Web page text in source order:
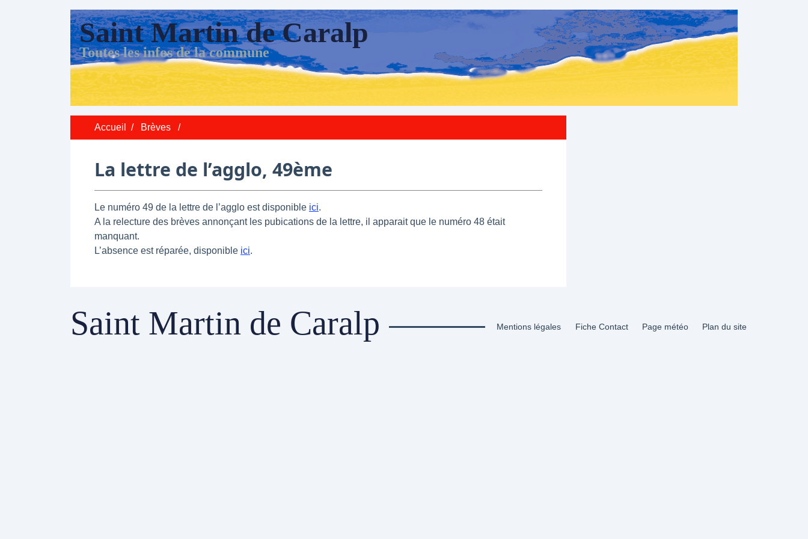
Saint Martin de Caralp
Toutes les infos de la commune
Accueil / Brèves /
La lettre de l’agglo, 49ème
Le numéro 49 de la lettre de l’agglo est disponible ici.
A la relecture des brèves annonçant les pubications de la lettre, il apparait que le numéro 48 était
manquant.
L’absence est réparée, disponible ici.
Saint Martin de Caralp Mentions légales Fiche Contact Page météo Plan du site